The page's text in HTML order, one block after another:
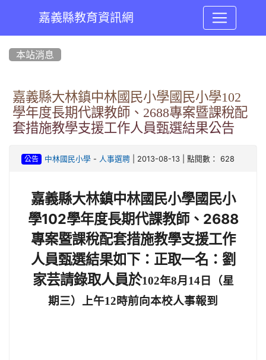
嘉義縣教育資訊網
本站消息
嘉義縣大林鎮中林國民小學國民小學102
學年度長期代課教師、2688專案暨課稅配
套措施教學支援工作人員甄選結果公告
公告 中林國民小學- 人事選聘| 2013-08-13 | 點閱數： 628
嘉義縣大林鎮中林國民小學國民小
學102學年度長期代課教師、 2688
專案暨課稅配套措施教學支援工作
人員甄選結果如下： 正取一名：劉
家芸請錄取人員於102年8月 14日（星
期三）上午12時前向本校人事報到